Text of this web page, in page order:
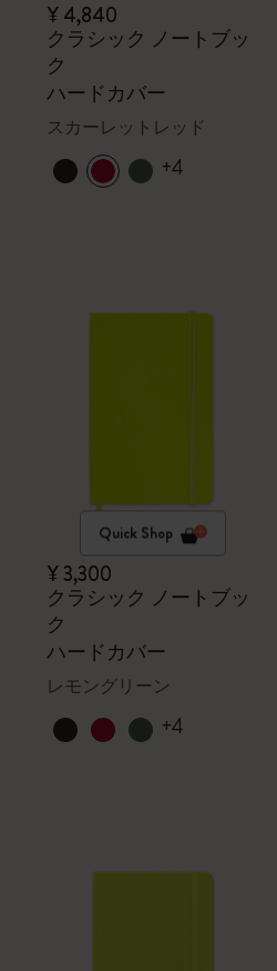
¥ 4,840
クラシック ノートブッ
ク
ハードカバー
スカーレットレッド
+4
Quick Shop
¥ 3,300
クラシック ノートブッ
ク
ハードカバー
レモングリーン
+4